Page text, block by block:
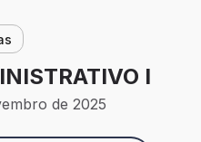
I
de 2025